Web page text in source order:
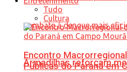
Armadilhas reforçam
Tudo
Cultura
Encontro
Públicas do Paraná em